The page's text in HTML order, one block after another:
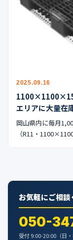
2025.09.16
エリアに大量在
岡山県内に毎月
（R11・
お気軽にご相
050-
受付 9:00-20:00（日・